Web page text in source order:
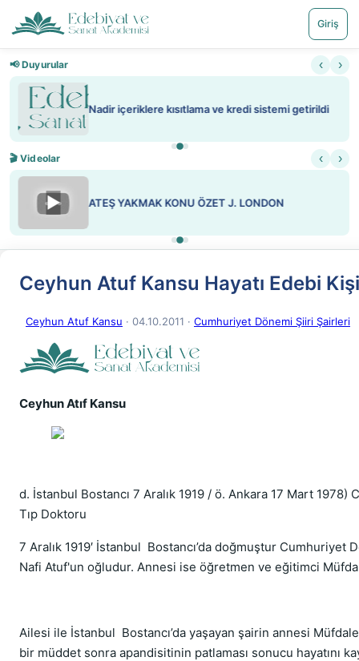
Giriş
📢 Duyurular ‹ ›
Nadir içeriklere kısıtlama ve kredi sistemi getirildi
🎬 Videolar ‹ ›
▶ ATEŞ YAKMAK KONU ÖZET J. LONDON
Ceyhun Atuf Kansu Hayatı Edebi
Ceyhun Atuf Kansu · 04.10.2011 · Cumhuriyet Dönemi Şiiri Şairleri
Ceyhun Atıf Kansu
d. İstanbul Bostancı 7 Aralık 1919 / ö. Ankara 17 Mart 1978)
Tıp Doktoru
7 Aralık 1919′ İstanbul Bostancı’da doğmuştur
Nafi Atuf'un oğludur. Annesi ise öğretmen ve eğitimci
Ailesi ile İstanbul Bostancı’da yaşayan şairin annesi
bir müddet sonra apandisitinin patlaması sonucu hayatını